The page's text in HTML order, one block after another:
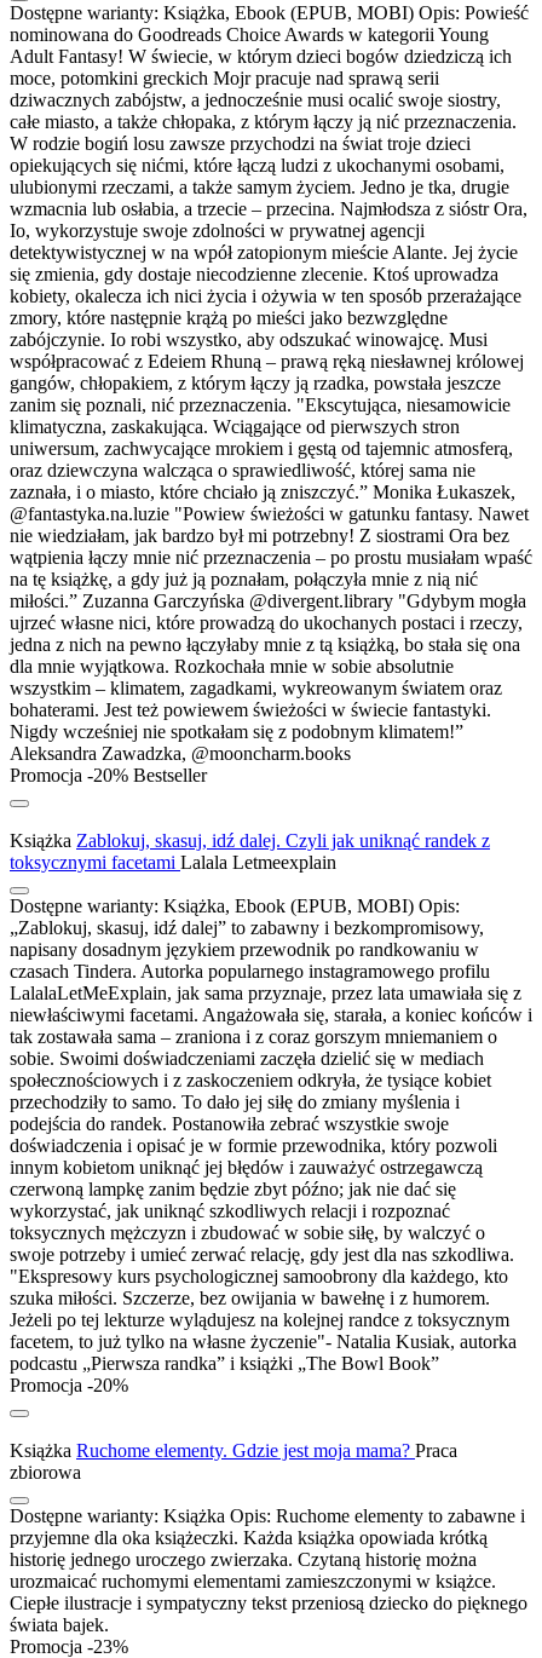
Dostępne warianty: Książka, Ebook (EPUB, MOBI) Opis: Powieść
nominowana do Goodreads Choice Awards w kategorii Young
Adult Fantasy! W świecie, w którym dzieci bogów dziedziczą ich
moce, potomkini greckich Mojr pracuje nad sprawą serii
dziwacznych zabójstw, a jednocześnie musi ocalić swoje siostry,
całe miasto, a także chłopaka, z którym łączy ją nić przeznaczenia.
W rodzie bogiń losu zawsze przychodzi na świat troje dzieci
opiekujących się nićmi, które łączą ludzi z ukochanymi osobami,
ulubionymi rzeczami, a także samym życiem. Jedno je tka, drugie
wzmacnia lub osłabia, a trzecie – przecina. Najmłodsza z sióstr Ora,
Io, wykorzystuje swoje zdolności w prywatnej agencji
detektywistycznej w na wpół zatopionym mieście Alante. Jej życie
się zmienia, gdy dostaje niecodzienne zlecenie. Ktoś uprowadza
kobiety, okalecza ich nici życia i ożywia w ten sposób przerażające
zmory, które następnie krążą po mieści jako bezwzględne
zabójczynie. Io robi wszystko, aby odszukać winowajcę. Musi
współpracować z Edeiem Rhuną – prawą ręką niesławnej królowej
gangów, chłopakiem, z którym łączy ją rzadka, powstała jeszcze
zanim się poznali, nić przeznaczenia. "Ekscytująca, niesamowicie
klimatyczna, zaskakująca. Wciągające od pierwszych stron
uniwersum, zachwycające mrokiem i gęstą od tajemnic atmosferą,
oraz dziewczyna walcząca o sprawiedliwość, której sama nie
zaznała, i o miasto, które chciało ją zniszczyć.” Monika Łukaszek,
@fantastyka.na.luzie "Powiew świeżości w gatunku fantasy. Nawet
nie wiedziałam, jak bardzo był mi potrzebny! Z siostrami Ora bez
wątpienia łączy mnie nić przeznaczenia – po prostu musiałam wpaść
na tę książkę, a gdy już ją poznałam, połączyła mnie z nią nić
miłości.” Zuzanna Garczyńska @divergent.library "Gdybym mogła
ujrzeć własne nici, które prowadzą do ukochanych postaci i rzeczy,
jedna z nich na pewno łączyłaby mnie z tą książką, bo stała się ona
dla mnie wyjątkowa. Rozkochała mnie w sobie absolutnie
wszystkim – klimatem, zagadkami, wykreowanym światem oraz
bohaterami. Jest też powiewem świeżości w świecie fantastyki.
Nigdy wcześniej nie spotkałam się z podobnym klimatem!”
Aleksandra Zawadzka, @mooncharm.books
Promocja -20% Bestseller
Książka Zablokuj, skasuj, idź dalej. Czyli jak uniknąć randek z
toksycznymi facetami Lalala Letmeexplain
Dostępne warianty: Książka, Ebook (EPUB, MOBI) Opis:
„Zablokuj, skasuj, idź dalej” to zabawny i bezkompromisowy,
napisany dosadnym językiem przewodnik po randkowaniu w
czasach Tindera. Autorka popularnego instagramowego profilu
LalalaLetMeExplain, jak sama przyznaje, przez lata umawiała się z
niewłaściwymi facetami. Angażowała się, starała, a koniec końców i
tak zostawała sama – zraniona i z coraz gorszym mniemaniem o
sobie. Swoimi doświadczeniami zaczęła dzielić się w mediach
społecznościowych i z zaskoczeniem odkryła, że tysiące kobiet
przechodziły to samo. To dało jej siłę do zmiany myślenia i
podejścia do randek. Postanowiła zebrać wszystkie swoje
doświadczenia i opisać je w formie przewodnika, który pozwoli
innym kobietom uniknąć jej błędów i zauważyć ostrzegawczą
czerwoną lampkę zanim będzie zbyt późno; jak nie dać się
wykorzystać, jak uniknąć szkodliwych relacji i rozpoznać
toksycznych mężczyzn i zbudować w sobie siłę, by walczyć o
swoje potrzeby i umieć zerwać relację, gdy jest dla nas szkodliwa.
"Ekspresowy kurs psychologicznej samoobrony dla każdego, kto
szuka miłości. Szczerze, bez owijania w bawełnę i z humorem.
Jeżeli po tej lekturze wylądujesz na kolejnej randce z toksycznym
facetem, to już tylko na własne życzenie"- Natalia Kusiak, autorka
podcastu „Pierwsza randka” i książki „The Bowl Book”
Promocja -20%
Książka Ruchome elementy. Gdzie jest moja mama? Praca
zbiorowa
Dostępne warianty: Książka Opis: Ruchome elementy to zabawne i
przyjemne dla oka książeczki. Każda książka opowiada krótką
historię jednego uroczego zwierzaka. Czytaną historię można
urozmaicać ruchomymi elementami zamieszczonymi w książce.
Ciepłe ilustracje i sympatyczny tekst przeniosą dziecko do pięknego
świata bajek.
Promocja -23%